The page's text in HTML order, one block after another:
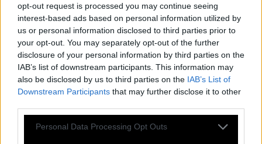
opt-out request is processed you may continue seeing
interest-based ads based on personal information utilized by
us or personal information disclosed to third parties prior to
your opt-out. You may separately opt-out of the further
disclosure of your personal information by third parties on the
IAB’s list of downstream participants. This information may
also be disclosed by us to third parties on the IAB’s List of
Downstream Participants that may further disclose it to other
Personal Data Processing Opt Outs
T
E S T
S
Länderkürzel Bremen:
H
B
Jetzt mal ernsthaft, __ beiseite:
S
P A S
S